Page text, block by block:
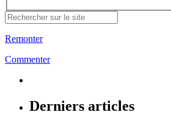
Remonter
Commenter
Derniers articles